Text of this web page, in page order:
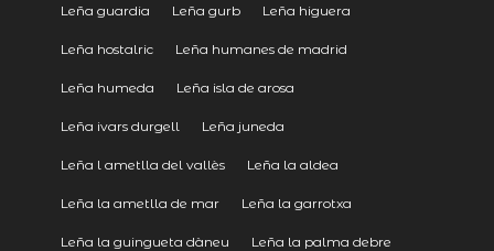
Leña guardia Leña gurb Leña higuera
Leña hostalric Leña humanes de madrid
Leña humeda Leña isla de arosa
Leña ivars durgell Leña juneda
Leña l ametlla del vallès Leña la aldea
Leña la ametlla de mar Leña la garrotxa
Leña la guingueta dàneu Leña la palma debre